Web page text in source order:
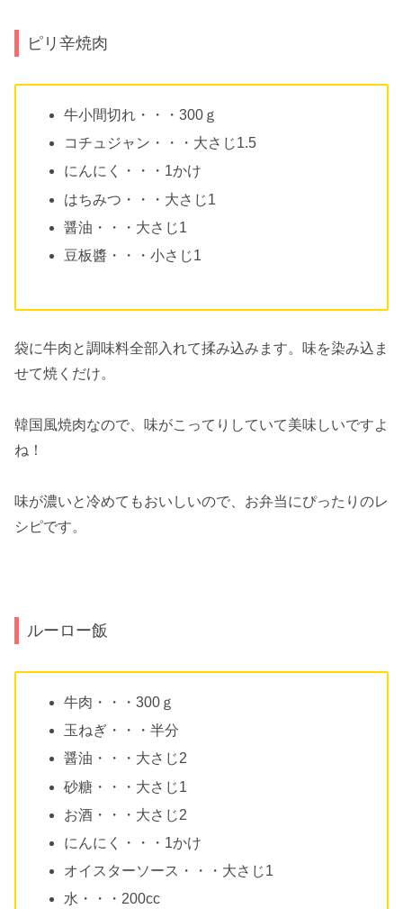
ピリ辛焼肉
牛小間切れ・・・300ｇ
コチュジャン・・・大さじ1.5
にんにく・・・1かけ
はちみつ・・・大さじ1
醤油・・・大さじ1
豆板醬・・・小さじ1
袋に牛肉と調味料全部入れて揉み込みます。味を染み込ま
せて焼くだけ。
韓国風焼肉なので、味がこってりしていて美味しいですよ
ね！
味が濃いと冷めてもおいしいので、お弁当にぴったりのレ
シピです。
ルーロー飯
牛肉・・・300ｇ
玉ねぎ・・・半分
醤油・・・大さじ2
砂糖・・・大さじ1
お酒・・・大さじ2
にんにく・・・1かけ
オイスターソース・・・大さじ1
水・・・200cc